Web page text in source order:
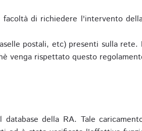
di richiedere l'intervento
postali, etc) presenti sulla rete.
venga rispettato questo
della RA. Tale